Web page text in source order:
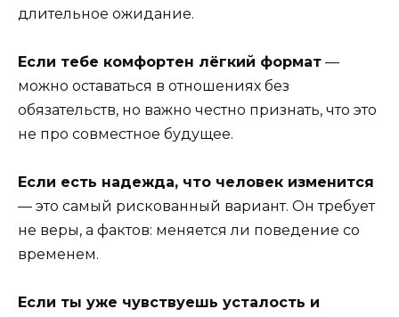
длительное ожидание.
Если тебе комфортен лёгкий формат —
можно оставаться в отношениях без
обязательств, но важно честно признать, что это
не про совместное будущее.
Если есть надежда, что человек изменится
— это самый рискованный вариант. Он требует
не веры, а фактов: меняется ли поведение со
временем.
Если ты уже чувствуешь усталость и